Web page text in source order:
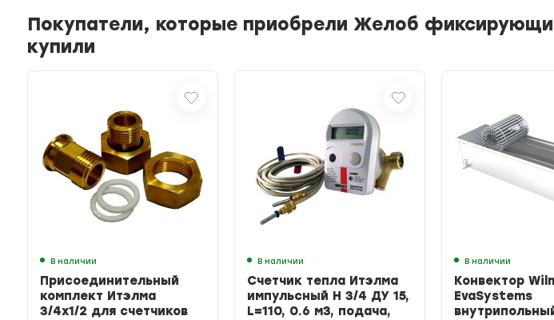
Покупатели, которые приобрели Желоб
купили
В наличии
Присоединительный
комплект Итэлма
3/4х1/2 для счетчиков
В наличии
Счетчик тепла Итэлма
импульсный Н 3/4 ДУ 15,
L=110, 0.6 м3, подача,
В наличии
Конвектор
EvaSystems